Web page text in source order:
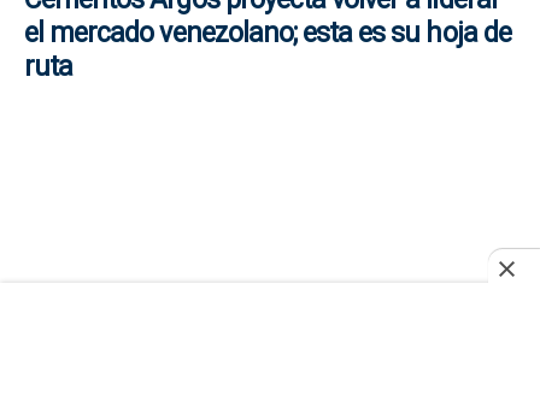
el mercado venezolano; esta es su hoja de
ruta